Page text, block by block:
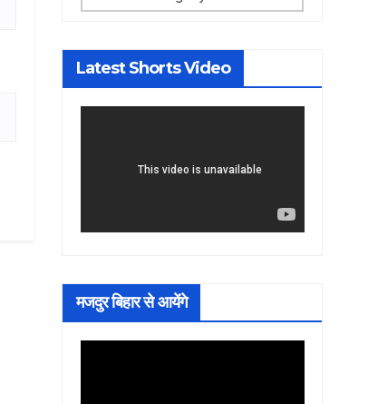
Latest Shorts Video
मजदुर बिहार से आयेंगे